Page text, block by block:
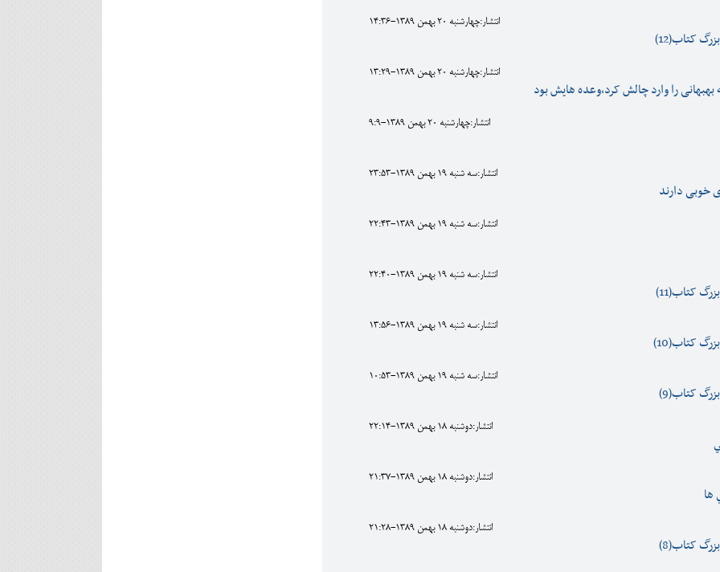
انتشار:چهارشنبه 20 بهمن 1389-14:36
کتاب(12)
انتشار:چهارشنبه 20 بهمن 1389-13:29
را وارد چالش کرد،وعده هايش بود
انتشار:چهارشنبه 20 بهمن 1389-9:9
انتشار:سه شنبه 19 بهمن 1389-23:53
خوبی دارند
انتشار:سه شنبه 19 بهمن 1389-22:43
انتشار:سه شنبه 19 بهمن 1389-22:40
کتاب(11)
انتشار:سه شنبه 19 بهمن 1389-13:56
کتاب(10)
انتشار:سه شنبه 19 بهمن 1389-10:53
کتاب(9)
انتشار:دوشنبه 18 بهمن 1389-22:14
انتشار:دوشنبه 18 بهمن 1389-21:37
ها
انتشار:دوشنبه 18 بهمن 1389-21:28
کتاب(8)